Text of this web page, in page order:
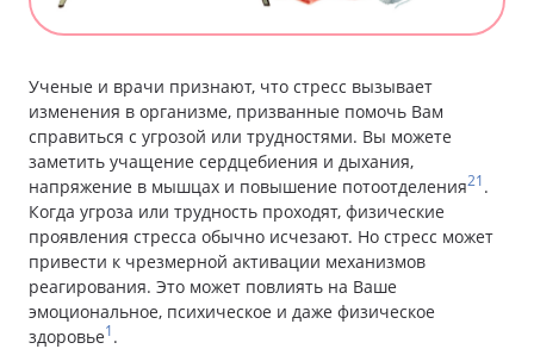
Ученые и врачи признают, что стресс вызывает
изменения в организме, призванные помочь Вам
справиться с угрозой или трудностями. Вы можете
заметить учащение сердцебиения и дыхания,
напряжение в мышцах и повышение потоотделения21.
Когда угроза или трудность проходят, физические
проявления стресса обычно исчезают. Но стресс может
привести к чрезмерной активации механизмов
реагирования. Это может повлиять на Ваше
эмоциональное, психическое и даже физическое
здоровье1.